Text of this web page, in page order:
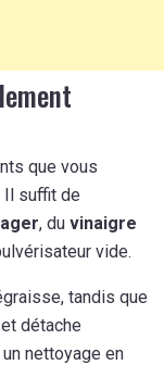
que vous
Il suffit de
, du vinaigre
vide.
tandis que
détache
nettoyage en